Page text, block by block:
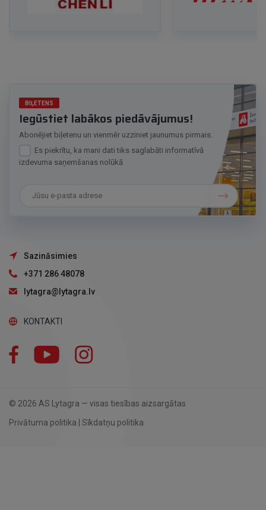
BIĻETENS
Iegūstiet labākos piedāvājumus!
Abonējiet biļetenu un vienmēr uzziniet jaunumus pirmais.
Es piekrītu, ka mani dati tiks saglabāti informatīvā
izdevuma saņemšanas nolūkā
Sazināsimies
+371 286 48078
lytagra@lytagra.lv
KONTAKTI
Facebook YouTube
© 2026 AS Lytagra — visas tiesības aizsargātas
Privātuma politika | Sīkdatņu politika